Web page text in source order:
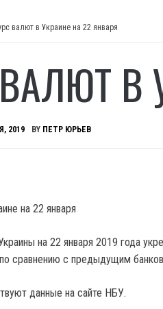
валют в Украине на 22 января
В
2019 BY ПЕТР ЮРЬЕВ
на 22 января 2019 года
сравнению с предыдущим
данные на сайте НБУ.